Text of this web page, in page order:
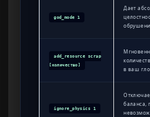
god_mode 1
Дает
add_resource scrap
[количество]
в ваш
ignore_physics 1
баланса,